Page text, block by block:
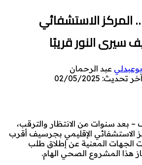
المركز الاستشفائي
سيرى النور قريبًا
عبد الرحمان
آخر تحديث: 02/05/2025
بعد سنوات من الانتظار والترقب،
الاستشفائي الإقليمي بجرسيف أقرب
الجهات المعنية عن إطلاق طلب
هذا المشروع الصحي الهام.